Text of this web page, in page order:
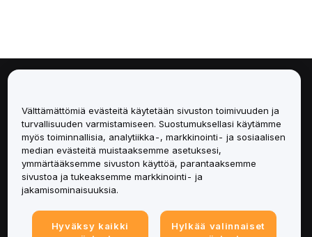
Palvelut
Tuki
Tuotteet
Lakiasiat
Välttämättömiä evästeitä käytetään sivuston toimivuuden ja
turvallisuuden varmistamiseen. Suostumuksellasi käytämme
myös toiminnallisia, analytiikka-, markkinointi- ja sosiaalisen
median evästeitä muistaaksemme asetuksesi,
ymmärtääksemme sivuston käyttöä, parantaaksemme
sivustoa ja tukeaksemme markkinointi- ja
jakamisominaisuuksia.
Hyväksy kaikki
Hylkää valinnaiset